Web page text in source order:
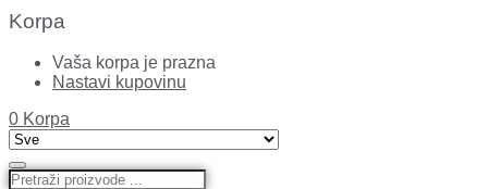
Korpa
Vaša korpa je prazna
Nastavi kupovinu
0 Korpa